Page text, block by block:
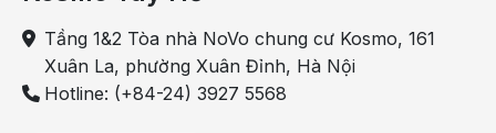
Tầng 1&2 Tòa nhà NoVo chung cư Kosmo, 161
Xuân La, phường Xuân Đỉnh, Hà Nội
Hotline: (+84-24) 3927 5568